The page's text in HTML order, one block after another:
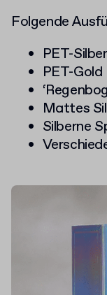
Folgende
PET-Silber
PET-Gold
Mattes
Silberne